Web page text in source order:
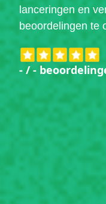
lanceringen en
beoordelingen te
- /-